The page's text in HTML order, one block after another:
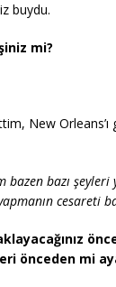
buydu.
mi?
New
bazen bazı
cesareti
önceden mi